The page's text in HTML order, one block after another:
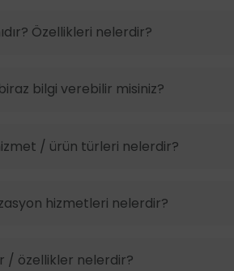
Özellikleri nelerdir?
bilgi verebilir misiniz?
/ ürün türleri nelerdir?
hizmetleri nelerdir?
/ özellikler nelerdir?